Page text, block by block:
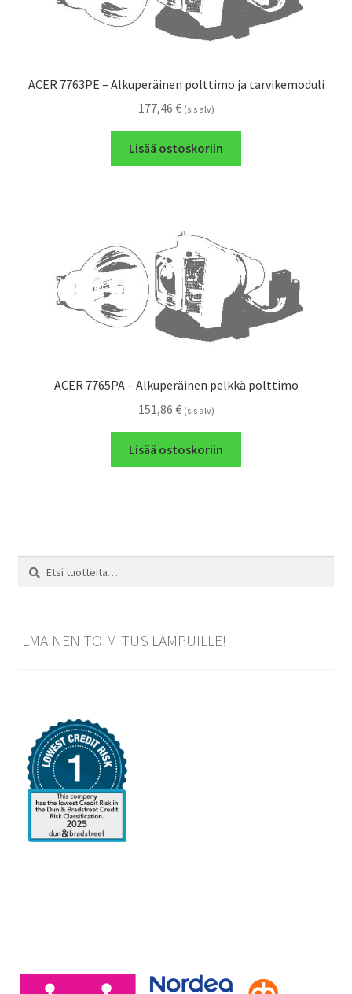
ACER 7763PE – Alkuperäinen polttimo ja tarvikemoduli
177,46 € (sis alv)
Lisää ostoskoriin
ACER 7765PA – Alkuperäinen pelkkä polttimo
151,86 € (sis alv)
Lisää ostoskoriin
Etsi:
Haku
ILMAINEN TOIMITUS LAMPUILLE!